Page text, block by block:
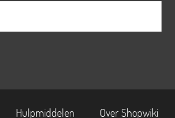
Hulpmiddelen Over Shopwiki